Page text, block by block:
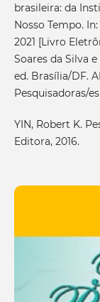
brasileira: da
Nosso Tempo.
2021 [Livro
Soares da Silva
ed. Brasília/DF.
Pesquisadoras/
YIN, Robert K.
Editora, 2016.